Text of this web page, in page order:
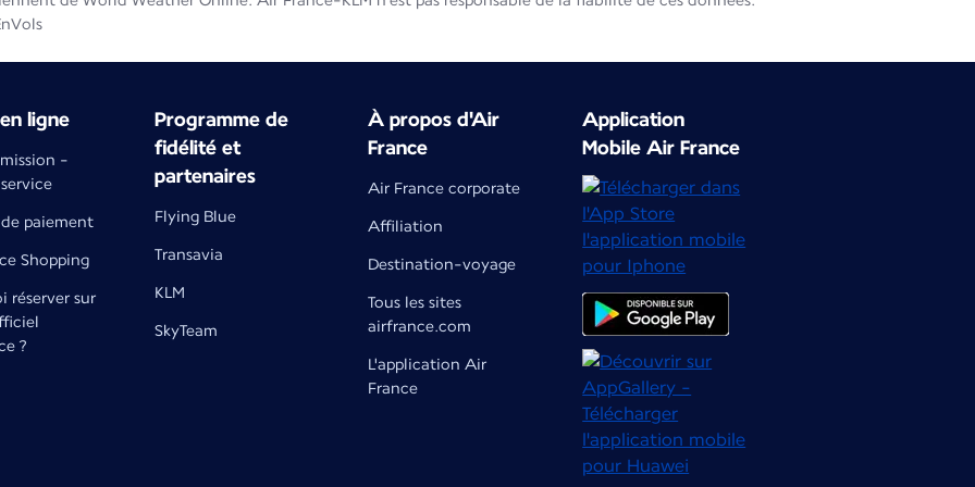
ligne
-
paiement
Shopping
réserver sur
?
Programme de
fidélité et
partenaires
Flying Blue
Transavia
KLM
SkyTeam
À propos d'Air
France
Air France corporate
Affiliation
Destination-voyage
Tous les sites
airfrance.com
L'application Air
France
Application
Mobile Air France